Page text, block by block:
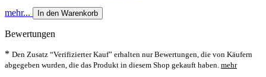
mehr... In den Warenkorb
Bewertungen
* Den Zusatz “Verifizierter Kauf” erhalten nur Bewertungen, die von Käufern
abgegeben wurden, die das Produkt in diesem Shop gekauft haben. mehr